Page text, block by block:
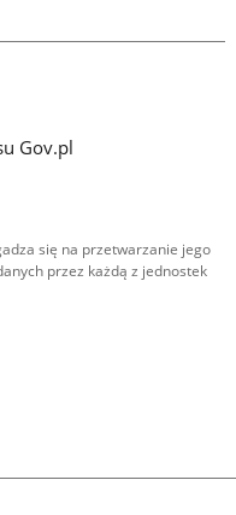
Gov.pl
się na przetwarzanie jego
przez każdą z jednostek